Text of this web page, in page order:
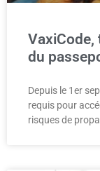
VaxiCode,
du
Depuis le 1er
requis pour
risques de